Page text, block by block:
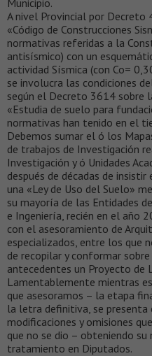
A nivel Provincial por Decreto
«Código de Construcciones
normativas referidas a la
antisísmico) con un
actividad Sísmica (con Co=
se involucra las condiciones
según el Decreto 3614 sobre
«Estudia de suelo para
normativas han tenido en el
Debemos sumar el ó los
de trabajos de Investigación
Investigación y ó Unidades
después de décadas de
una «Ley de Uso del Suelo»
su mayoría de las Entidades
e Ingeniería, recién en el año
con el asesoramiento de
especializados, entre los que
de recopilar y conformar
antecedentes un Proyecto de
Lamentablemente mientras
que asesoramos – la etapa
la letra definitiva, se presenta
modificaciones y omisiones
que no se dio – obteniendo su
tratamiento en Diputados.